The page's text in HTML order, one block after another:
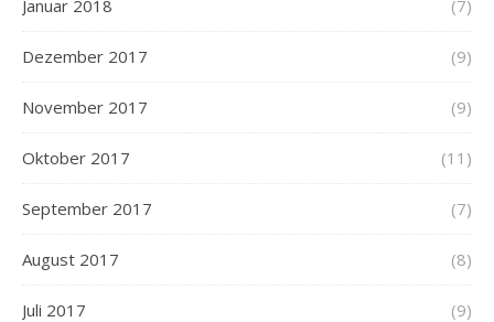
Januar 2018 (7)
Dezember 2017 (9)
November 2017 (9)
Oktober 2017 (11)
September 2017 (7)
August 2017 (8)
Juli 2017 (9)